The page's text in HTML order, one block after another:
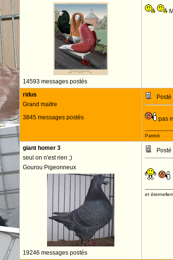
14593 messages postés
ridus
Grand maitre
3845 messages postés
Posté
pas
Patrick
giant homer 3
seul on n'est rien ;)
Gourou Pigeonneux
19246 messages postés
Posté
et